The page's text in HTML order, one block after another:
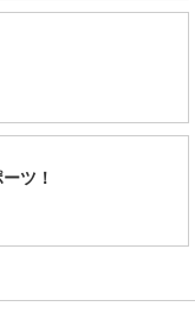
ツ！